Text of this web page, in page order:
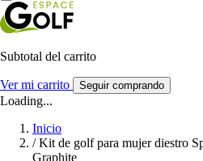
Subtotal del carrito
Ver mi carrito Seguir comprando
Loading...
Inicio
/ Kit de golf para mujer diestro
Graphite